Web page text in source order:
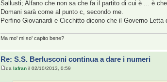
Sallusti; Alfano che non sa che fa il partito di cui è ... è
Domani sarà come al punto c, secondo me.
Perfino Giovanardi e Cicchitto dicono che il Governo
Ma mo' mi so' capito bene?
Re: S.S. Berlusconi continua a dare i numeri
da Iafran il 02/10/2013, 0:59